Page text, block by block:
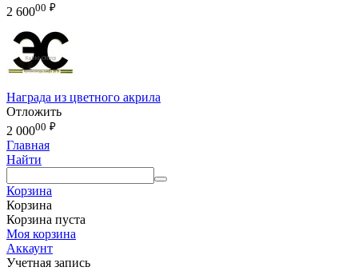
2 60000 ₽
Награда из цветного акрила
Отложить
2 00000 ₽
Главная
Найти
Корзина
Корзина
Корзина пуста
Моя корзина
Аккаунт
Учетная запись